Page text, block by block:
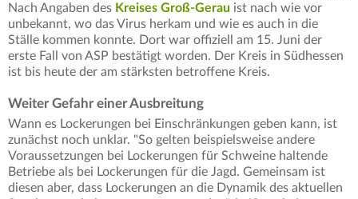
Nach Angaben des Kreises Groß-Gerau ist nach wie vor
unbekannt, wo das Virus herkam und wie es auch in die
Ställe kommen konnte. Dort war offiziell am 15. Juni der
erste Fall von ASP bestätigt worden. Der Kreis in Südhessen
ist bis heute der am stärksten betroffene Kreis.
Weiter Gefahr einer Ausbreitung
Wann es Lockerungen bei Einschränkungen geben kann, ist
zunächst noch unklar. "So gelten beispielsweise andere
Voraussetzungen bei Lockerungen für Schweine haltende
Betriebe als bei Lockerungen für die Jagd. Gemeinsam ist
diesen aber, dass Lockerungen an die Dynamik des aktuellen